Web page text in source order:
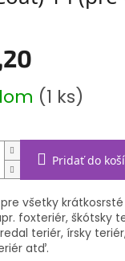
(1 ks)
Pridať do
všetky
foxteriér, škótsky
teriér, írsky
atď.